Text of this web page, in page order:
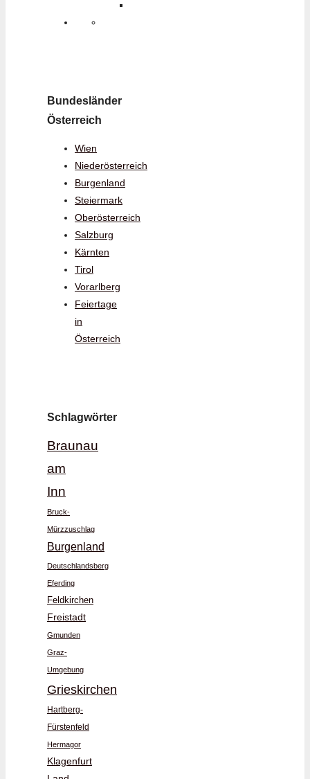
Bundesländer
Österreich
Wien
Niederösterreich
Burgenland
Steiermark
Oberösterreich
Salzburg
Kärnten
Tirol
Vorarlberg
Feiertage
in
Österreich
Schlagwörter
Braunau
am
Inn
Bruck-
Mürzzuschlag
Burgenland
Deutschlandsberg
Eferding
Feldkirchen
Freistadt
Gmunden
Graz-
Umgebung
Grieskirchen
Hartberg-
Fürstenfeld
Hermagor
Klagenfurt